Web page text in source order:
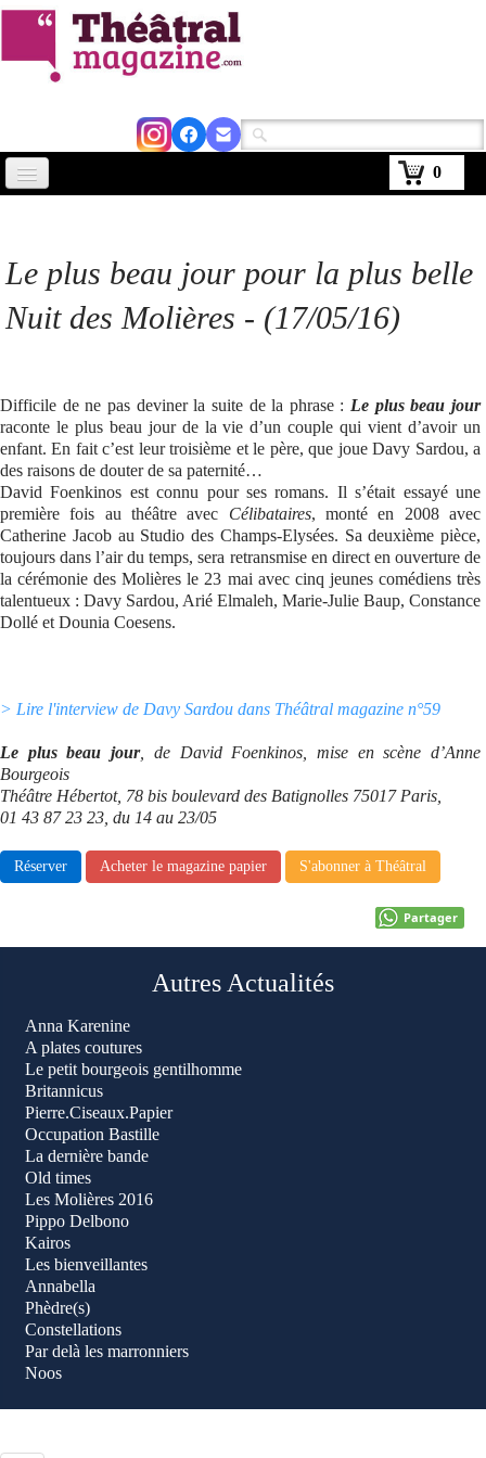
0
Avignon 2026
Kiosque
Abonnement▼
Se connecter
Le plus beau jour pour la plus belle
Nuit des Molières - (17/05/16)
Difficile de ne pas deviner la suite de la phrase : Le plus beau jour
raconte le plus beau jour de la vie d’un couple qui vient d’avoir un
enfant. En fait c’est leur troisième et le père, que joue Davy Sardou, a
des raisons de douter de sa paternité…
David Foenkinos est connu pour ses romans. Il s’était essayé une
première fois au théâtre avec Célibataires, monté en 2008 avec
Catherine Jacob au Studio des Champs-Elysées. Sa deuxième pièce,
toujours dans l’air du temps, sera retransmise en direct en ouverture de
la cérémonie des Molières le 23 mai avec cinq jeunes comédiens très
talentueux : Davy Sardou, Arié Elmaleh, Marie-Julie Baup, Constance
Dollé et Dounia Coesens.
> Lire l'interview de Davy Sardou dans Théâtral magazine n°59
Le plus beau jour, de David Foenkinos, mise en scène d’Anne
Bourgeois
Théâtre Hébertot, 78 bis boulevard des Batignolles 75017 Paris,
01 43 87 23 23, du 14 au 23/05
Réserver Acheter le magazine papier S'abonner à Théâtral
Partager
Autres Actualités
Anna Karenine
A plates coutures
Le petit bourgeois gentilhomme
Britannicus
Pierre.Ciseaux.Papier
Occupation Bastille
La dernière bande
Old times
Les Molières 2016
Pippo Delbono
Kairos
Les bienveillantes
Annabella
Phèdre(s)
Constellations
Par delà les marronniers
Noos